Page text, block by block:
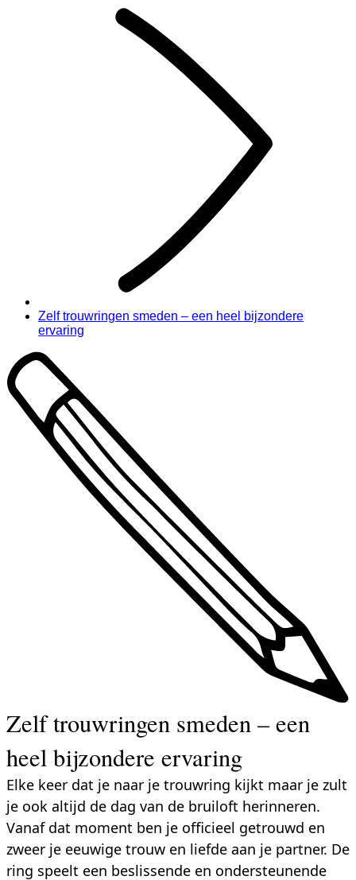
Zelf trouwringen smeden – een heel bijzondere
ervaring
Zelf trouwringen smeden – een
heel bijzondere ervaring
Elke keer dat je naar je trouwring kijkt maar je zult
je ook altijd de dag van de bruiloft herinneren.
Vanaf dat moment ben je officieel getrouwd en
zweer je eeuwige trouw en liefde aan je partner. De
ring speelt een beslissende en ondersteunende